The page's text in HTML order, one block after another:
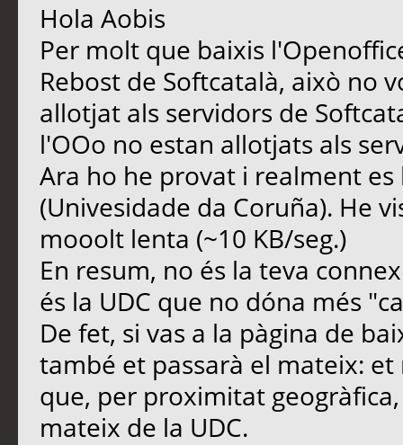
Hola Aobis
Per molt que baixis
Rebost de Softcatalà, això no
allotjat als servidors de
l'OOo no estan allotjats als
Ara ho he provat i realment es
(Univesidade da Coruña). He
mooolt lenta (~10 KB/seg.)
En resum, no és la teva
és la UDC que no dóna més
De fet, si vas a la pàgina de
també et passarà el mateix:
que, per proximitat
mateix de la UDC.